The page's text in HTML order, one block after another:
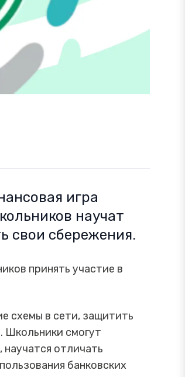
игра
научат
свои сбережения.
принять участие в
схемы в сети, защитить
Школьники смогут
отличать
банковских